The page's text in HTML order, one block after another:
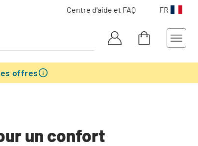
Centre d'aide et FAQ FR
offres
un confort